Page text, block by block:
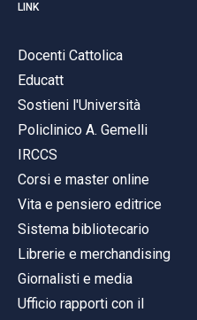
LINK
Docenti Cattolica
Educatt
Sostieni l'Università
Policlinico A. Gemelli
IRCCS
Corsi e master online
Vita e pensiero editrice
Sistema bibliotecario
Librerie e merchandising
Giornalisti e media
Ufficio rapporti con il